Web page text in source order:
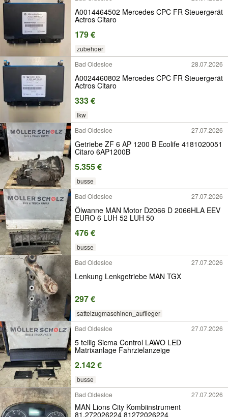
A0014464502 Mercedes CPC FR Steuergerät
Actros Citaro
179 €
zubehoer
Bad Oldesloe
28.07.2026
A0024460802 Mercedes CPC FR Steuergerät
Actros Citaro
333 €
lkw
Bad Oldesloe
27.07.2026
Getriebe ZF 6 AP 1200 B Ecolife 4181020051
Citaro 6AP1200B
5.355 €
busse
Bad Oldesloe
27.07.2026
Ölwanne MAN Motor D2066 D 2066HLA EEV
EURO 6 LUH 52 LUH 50
476 €
busse
Bad Oldesloe
27.07.2026
Lenkung Lenkgetriebe MAN TGX
297 €
sattelzugmaschinen_auflieger
Bad Oldesloe
27.07.2026
5 teilig Sicma Control LAWO LED
Matrixanlage Fahrzielanzeige
2.142 €
busse
Bad Oldesloe
27.07.2026
MAN Lions City Kombiinstrument
81.272026224 81272026224